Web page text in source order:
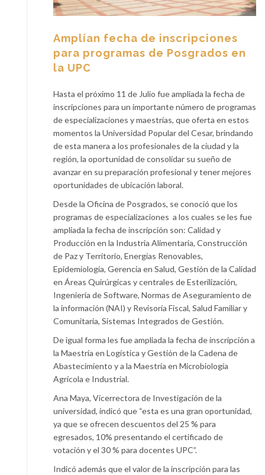
Amplían fecha de inscripciones
para programas de Posgrados en
la UPC
Hasta el próximo 11 de Julio fue ampliada la fecha de
inscripciones para un importante número de programas
de especializaciones y maestrías, que oferta en estos
momentos la Universidad Popular del Cesar, brindando
de esta manera a los profesionales de la ciudad y la
región, la oportunidad de consolidar su sueño de
avanzar en su preparación profesional y tener mejores
oportunidades de ubicación laboral.
Desde la Oficina de Posgrados, se conoció que los
programas de especializaciones a los cuales se les fue
ampliada la fecha de inscripción son: Calidad y
Producción en la Industria Alimentaria, Construcción
de Paz y Territorio, Energías Renovables,
Epidemiología, Gerencia en Salud, Gestión de la Calidad
en Áreas Quirúrgicas y centrales de Esterilización,
Ingeniería de Software, Normas de Aseguramiento de
la información (NAI) y Revisoría Fiscal, Salud Familiar y
Comunitaria, Sistemas Integrados de Gestión.
De igual forma les fue ampliada la fecha de inscripción a
la Maestría en Logística y Gestión de la Cadena de
Abastecimiento y a la Maestría en Microbiología
Agrícola e Industrial.
Ana Maya, Vicerrectora de Investigación de la
universidad, indicó que “esta es una gran oportunidad,
ya que se ofrecen descuentos del 25 % para
egresados, 10% presentando el certificado de
votación y el 30 % para docentes UPC”.
Indicó además que el valor de la inscripción para las